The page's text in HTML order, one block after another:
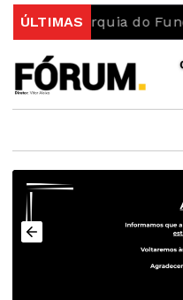
ÚLTIMAS
do Fundão